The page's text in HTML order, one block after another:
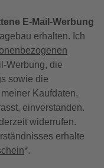
E-Mail-Werbung
erhalten. Ich
Werbung, die
sowie die
Kaufdaten,
einverstanden.
widerrufen.
erhalte
*.